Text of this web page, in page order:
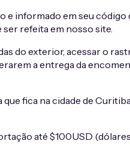
informado em seu
refeita em nosso site.
do exterior, acessar o
a entrega da
fica na cidade de
até $100USD